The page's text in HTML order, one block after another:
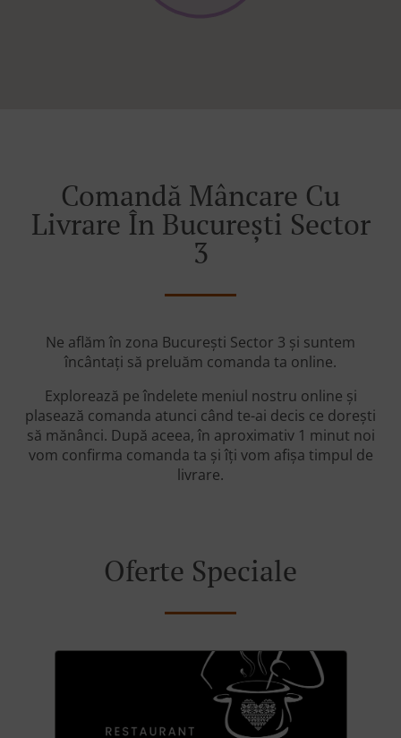
Comandă Mâncare Cu
Livrare În București Sector
3
Ne aflăm în zona București Sector 3 și suntem
încântați să preluăm comanda ta online.
Explorează pe îndelete meniul nostru online și
plasează comanda atunci când te-ai decis ce dorești
să mănânci. După aceea, în aproximativ 1 minut noi
vom confirma comanda ta și îți vom afișa timpul de
livrare.
Oferte Speciale